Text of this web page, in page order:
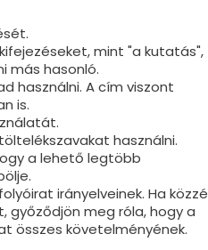
mint "a kutatás",
más hasonló.
használni. A cím viszont
is.
használni.
a lehető legtöbb
irányelveinek. Ha közzé
győződjön meg róla, hogy a
összes követelményének.